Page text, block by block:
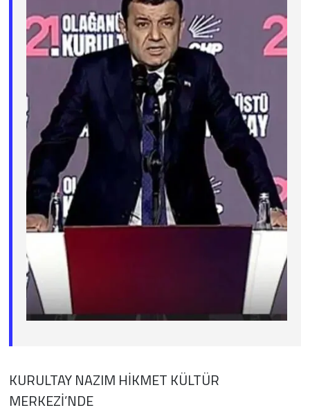
KURULTAY NAZIM HİKMET KÜLTÜR
MERKEZİ’NDE